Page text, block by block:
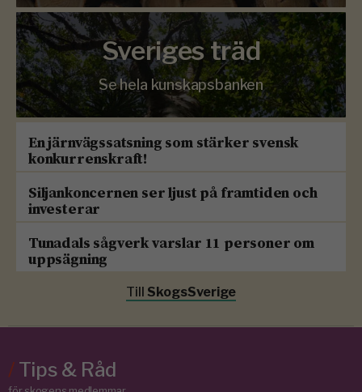
Sveriges träd
Se hela kunskapsbanken
En järnvägssatsning som stärker svensk
konkurrenskraft!
Siljankoncernen ser ljust på framtiden och
investerar
Tunadals sågverk varslar 11 personer om
uppsägning
Till SkogsSverige
/Tips & Råd